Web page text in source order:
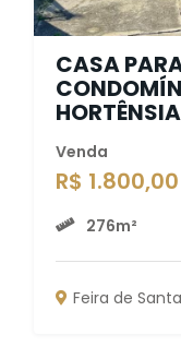
CASA
Venda
R$ 1.800,00
276m²
Feira de